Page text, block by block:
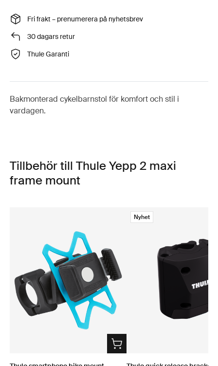
Fri frakt – prenumerera på nyhetsbrev
30 dagars retur
Thule Garanti
Bakmonterad cykelbarnstol för komfort och stil i
vardagen.
Tillbehör till Thule Yepp 2 maxi
frame mount
Nyhet